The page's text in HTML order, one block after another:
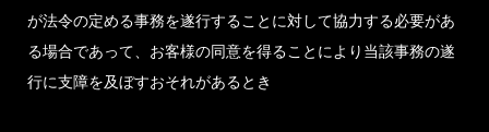
が法令の定める事務を遂行することに対して協力する必要があ
る場合であって、お客様の同意を得ることにより当該事務の遂
行に支障を及ぼすおそれがあるとき